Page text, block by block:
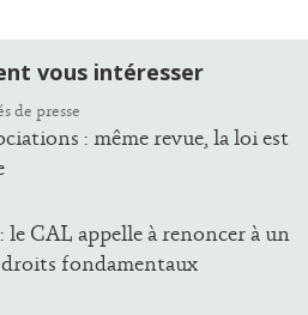
vous intéresser
de presse
: même revue, la loi est
CAL appelle à renoncer à un
fondamentaux